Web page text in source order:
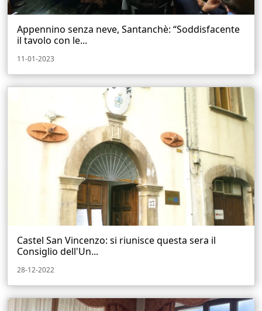
Appennino senza neve, Santanchè: “Soddisfacente
il tavolo con le...
11-01-2023
Castel San Vincenzo: si riunisce questa sera il
Consiglio dell'Un...
28-12-2022